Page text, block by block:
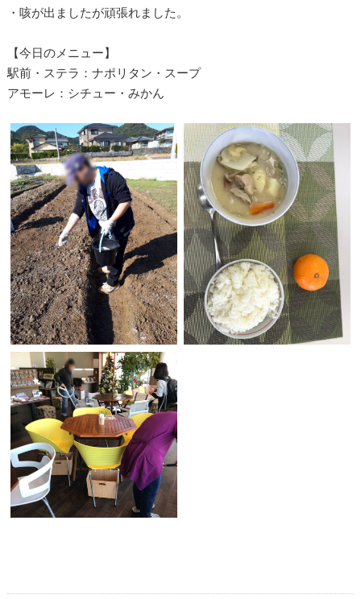
・咳が出ましたが頑張れました。
【今日のメニュー】
駅前・ステラ：ナポリタン・スープ
アモーレ：シチュー・みかん